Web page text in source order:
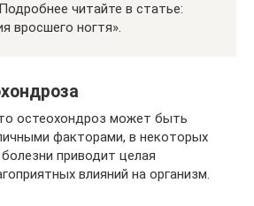
читайте в статье:
вросшего ногтя».
остеохондроз может быть
факторами, в некоторых
приводит целая
влияний на организм.